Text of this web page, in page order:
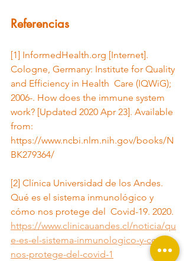
Referencias
[1] InformedHealth.org [Internet].
Cologne, Germany: Institute for Quality
and Efficiency in Health  Care (IQWiG);
2006-. How does the immune system
work? [Updated 2020 Apr 23]. Available
from:
https://www.ncbi.nlm.nih.gov/books/N
BK279364/
[2] Clínica Universidad de los Andes.
Qué es el sistema inmunológico y
cómo nos protege del  Covid-19. 2020.
https://www.clinicauandes.cl/noticia/qu
e-es-el-sistema-inmunologico-y-como-
nos-protege-del-covid-1